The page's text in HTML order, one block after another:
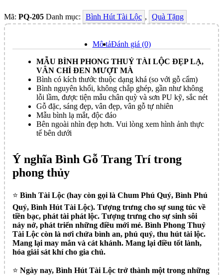
Mã: PQ-205 Danh mục: Bình Hút Tài Lộc , Quà Tặng
Mô tảĐánh giá (0)
MẪU BÌNH PHONG THUỶ TÀI LỘC ĐẸP LẠ,
VÂN CHỈ ĐEN MƯỢT MÀ
Bình có kích thước thuộc dạng khá (so với gỗ cẩm)
Bình nguyên khối, không chắp ghép, gần như không
lỗi lầm, được tiện mẫu chân quỳ và sơn PU kỹ, sắc nét
Gỗ đặc, sáng đẹp, vân đẹp, vân gỗ tự nhiên
Mẫu bình lạ mắt, độc đáo
Bên ngoài nhìn đẹp hơn. Vui lòng xem hình ảnh thực
tế bên dưới
Ý nghĩa Bình Gỗ Trang Trí trong
phong thủy
⭐️ Bình Tài Lộc (hay còn gọi là Chum Phú Quý, Bình Phú
Quý, Bình Hút Tài Lộc). Tượng trưng cho sự sung túc về
tiền bạc, phát tài phát lộc. Tượng trưng cho sự sinh sôi
nảy nở, phát triển những điều mới mẻ. Bình Phong Thuỷ
Tài Lộc còn là nơi chứa bình an, phú quý, thu hút tài lộc.
Mang lại may mắn và cát khánh. Mang lại điều tốt lành,
hóa giải sát khí cho gia chủ.
⭐️ Ngày nay, Bình Hút Tài Lộc trở thành một trong những